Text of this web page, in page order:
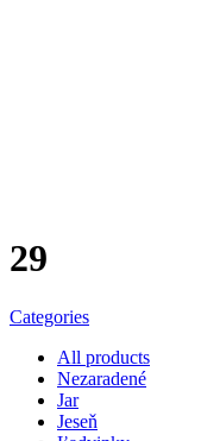
29
Categories
All products
Nezaradené
Jar
Jeseň